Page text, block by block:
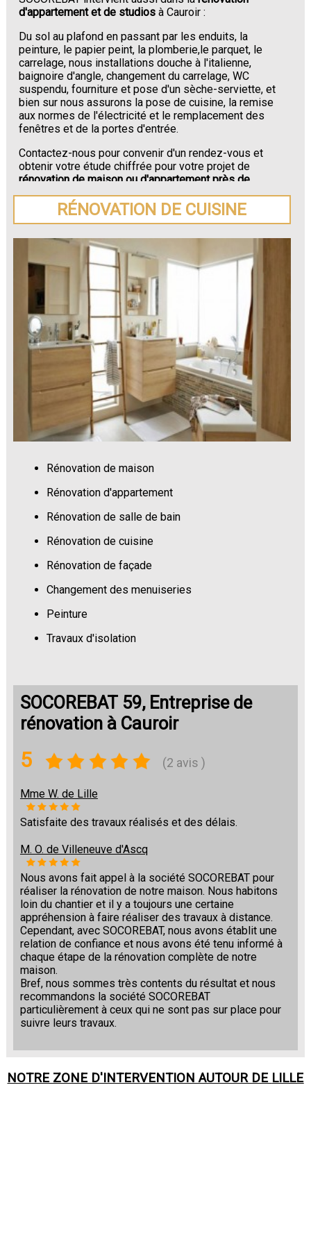
d'appartement et de studios à Cauroir :
Du sol au plafond en passant par les enduits, la
peinture, le papier peint, la plomberie,le parquet, le
carrelage, nous installations douche à l'italienne,
baignoire d'angle, changement du carrelage, WC
suspendu, fourniture et pose d'un sèche-serviette, et
bien sur nous assurons la pose de cuisine, la remise
aux normes de l'électricité et le remplacement des
fenêtres et de la portes d'entrée.
Contactez-nous pour convenir d'un rendez-vous et
obtenir votre étude chiffrée pour votre projet de
rénovation de maison ou d'appartement près de
Cauroir.
RÉNOVATION DE CUISINE
Rénovation de maison
Rénovation d'appartement
Rénovation de salle de bain
Rénovation de cuisine
Rénovation de façade
Changement des menuiseries
Peinture
Travaux d'isolation
SOCOREBAT 59, Entreprise de
rénovation à Cauroir
5 (2 avis )
Mme W. de Lille
Satisfaite des travaux réalisés et des délais.
M. O. de Villeneuve d'Ascq
Nous avons fait appel à la société SOCOREBAT pour
réaliser la rénovation de notre maison. Nous habitons
loin du chantier et il y a toujours une certaine
appréhension à faire réaliser des travaux à distance.
Cependant, avec SOCOREBAT, nous avons établit une
relation de confiance et nous avons été tenu informé à
chaque étape de la rénovation complète de notre
maison.
Bref, nous sommes très contents du résultat et nous
recommandons la société SOCOREBAT
particulièrement à ceux qui ne sont pas sur place pour
suivre leurs travaux.
NOTRE ZONE D'INTERVENTION AUTOUR DE LILLE